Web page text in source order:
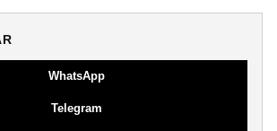
WhatsApp
Telegram